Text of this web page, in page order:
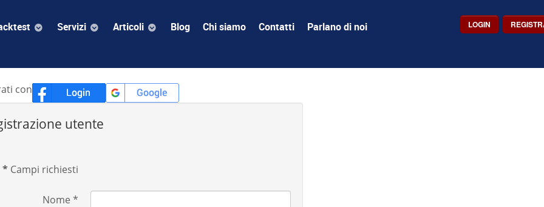
Servizi Articoli Blog Chi siamo Contatti Parlano di noi LOGIN
con
utente
* Campi richiesti
Nome *